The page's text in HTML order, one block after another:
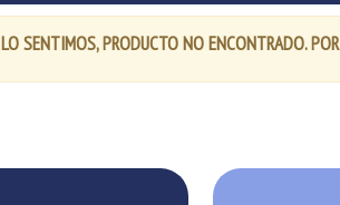
LO SENTIMOS, PRODUCTO NO ENCONTRADO.